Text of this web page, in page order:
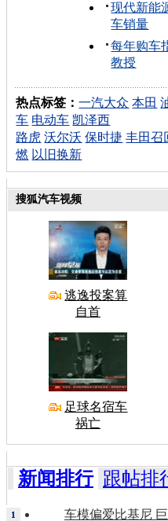
现代新能
车销量
每年购车
教授
热点标签：一汽大众 本田
车 电动车 凯泽西
路虎 沃尔沃 保时捷 丰田召
燃 以旧换新
搜狐汽车视频
逃逸投案算
自首
足球名宿车
祸亡
新闻排行 跟帖排
车模偏爱比基尼